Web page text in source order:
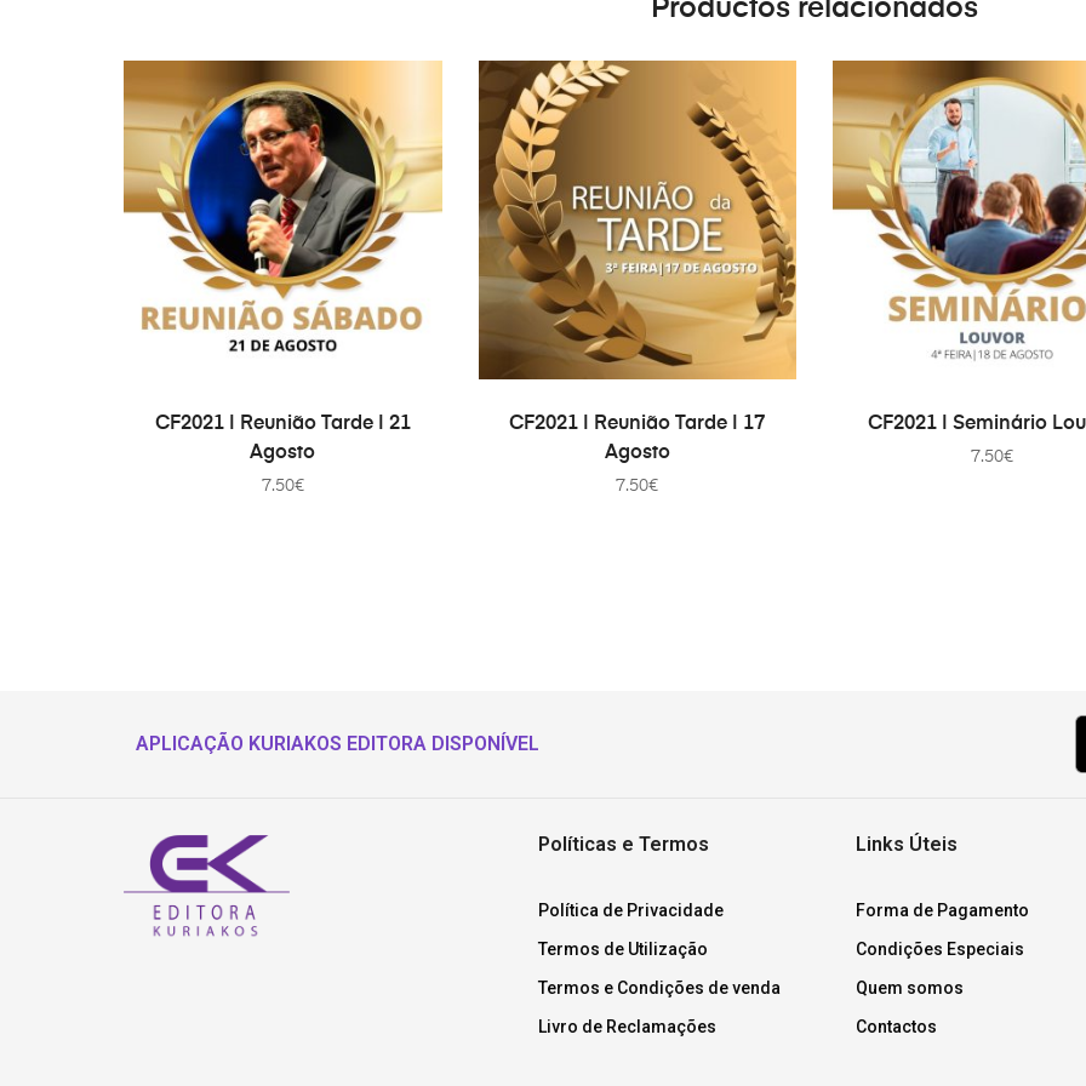
Productos relacionados
AÑADIR AL CARRITO
CF2021 | Reunião Tarde | 21
Agosto
7.50€
AÑADIR AL CARRITO
CF2021 | Reunião Tarde | 17
Agosto
7.50€
AÑADIR AL CARRITO
CF2021 | Seminário
7.50€
APLICAÇÃO KURIAKOS EDITORA DISPONÍVEL
Políticas e Termos
Política de Privacidade
Termos de Utilização
Termos e Condições de venda
Livro de Reclamações
Links Úteis
Forma de Pagamento
Condições Especiais
Quem somos
Contactos